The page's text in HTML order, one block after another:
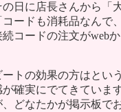
日に店長さんから「
ードも消耗品なんで
コードの注文がweb
トの効果の方はとい
確実にでてきていま
、どなたかが掲示板で